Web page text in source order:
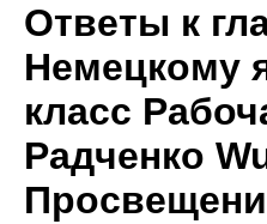
Ответы к
Немецкому
класс
Радченко